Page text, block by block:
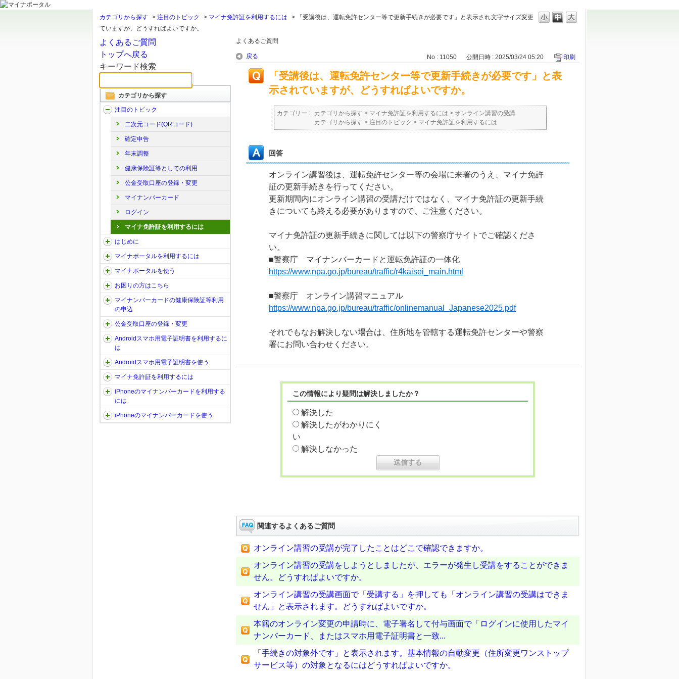
文字サイズ変更
カテゴリから探す > 注目のトピック > マイナ免許証を利用するには >
「受講後は、運転免許センター等で更新手続きが必要です」と表示され
ていますが、どうすればよいですか。
よくあるご質問
トップへ戻る
キーワード検索
カテゴリから探す
注目のトピック
二次元コード(QRコード)
確定申告
年末調整
健康保険証等としての利用
公金受取口座の登録・変更
マイナンバーカード
ログイン
マイナ免許証を利用するには
はじめに
マイナポータルを利用するには
マイナポータルを使う
お困りの方はこちら
マイナンバーカードの健康保険証等利用
の申込
公金受取口座の登録・変更
Androidスマホ用電子証明書を利用するに
は
Androidスマホ用電子証明書を使う
マイナ免許証を利用するには
iPhoneのマイナンバーカードを利用する
には
iPhoneのマイナンバーカードを使う
よくあるご質問
戻る No : 11050 公開日時 : 2025/03/24 05:20 印刷
「受講後は、運転免許センター等で更新手続きが必要です」と表
示されていますが、どうすればよいですか。
カテゴリー : カテゴリから探す > マイナ免許証を利用するには > オンライン講習の受講
カテゴリから探す > 注目のトピック > マイナ免許証を利用するには
回答
オンライン講習後は、運転免許センター等の会場に来署のうえ、マイナ免許
証の更新手続きを行ってください。
更新期間内にオンライン講習の受講だけではなく、マイナ免許証の更新手続
きについても終える必要がありますので、ご注意ください。
マイナ免許証の更新手続きに関しては以下の警察庁サイトでご確認くださ
い。
■警察庁 マイナンバーカードと運転免許証の一体化
https://www.npa.go.jp/bureau/traffic/r4kaisei_main.html
■警察庁 オンライン講習マニュアル
https://www.npa.go.jp/bureau/traffic/onlinemanual_Japanese2025.pdf
それでもなお解決しない場合は、住所地を管轄する運転免許センターや警察
署にお問い合わせください。
この情報により疑問は解決しましたか？
解決した
解決したがわかりにく
い
解決しなかった
関連するよくあるご質問
オンライン講習の受講が完了したことはどこで確認できますか。
オンライン講習の受講をしようとしましたが、エラーが発生し受講をすることができま
せん。どうすればよいですか。
オンライン講習の受講画面で「受講する」を押しても「オンライン講習の受講はできま
せん」と表示されます。どうすればよいですか。
本籍のオンライン変更の申請時に、電子署名して付与画面で「ログインに使用したマイ
ナンバーカード、またはスマホ用電子証明書と一致...
「手続きの対象外です」と表示されます。基本情報の自動変更（住所変更ワンストップ
サービス等）の対象となるにはどうすればよいですか。